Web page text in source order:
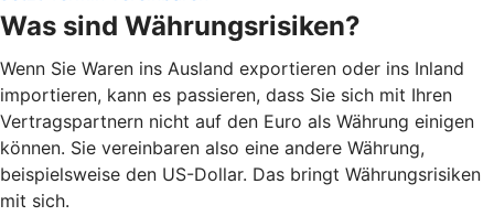
Was sind Währungsrisiken?
Wenn Sie Waren ins Ausland exportieren oder ins Inland
importieren, kann es passieren, dass Sie sich mit Ihren
Vertragspartnern nicht auf den Euro als Währung einigen
können. Sie vereinbaren also eine andere Währung,
beispielsweise den US-Dollar. Das bringt Währungsrisiken
mit sich.